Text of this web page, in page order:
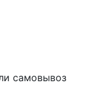
самовывоз